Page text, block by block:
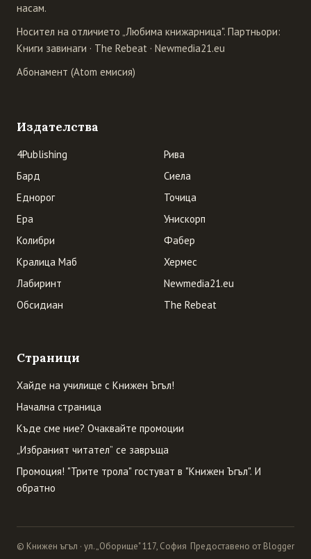
насам.
Носител на отличието „Любима книжарница". Партньори:
Книги завинаги · The Rebeat · Newmedia21.eu
Абонамент (Atom емисия)
Издателства
4Publishing
Бард
Еднорог
Ера
Колибри
Кралица Маб
Лабиринт
Обсидиан
Рива
Сиела
Точица
Унискорп
Фабер
Хермес
Newmedia21.eu
The Rebeat
Страници
Хайде на училище с Книжен Ъгъл!
Начална страница
Къде сме ние? Очаквайте промоции
„Избраният читател” се завръща
Промоция! "Трите трола" гостуват в "Книжен Ъгъл". И
обратно
© Книжен ъгъл · ул. „Оборище" 117, София Предоставено от Blogger